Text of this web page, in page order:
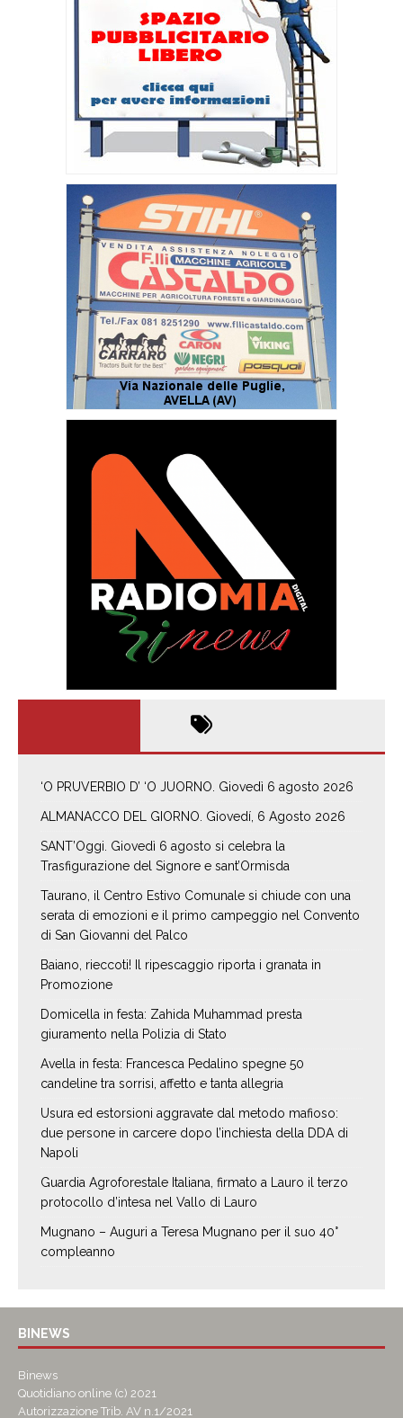
‘O PRUVERBIO D’ ‘O JUORNO. Giovedì 6 agosto 2026
ALMANACCO DEL GIORNO. Giovedí, 6 Agosto 2026
SANT’Oggi. Giovedì 6 agosto si celebra la
Trasfigurazione del Signore e sant’Ormisda
Taurano, il Centro Estivo Comunale si chiude con una
serata di emozioni e il primo campeggio nel Convento
di San Giovanni del Palco
Baiano, rieccoti! Il ripescaggio riporta i granata in
Promozione
Domicella in festa: Zahida Muhammad presta
giuramento nella Polizia di Stato
Avella in festa: Francesca Pedalino spegne 50
candeline tra sorrisi, affetto e tanta allegria
Usura ed estorsioni aggravate dal metodo mafioso:
due persone in carcere dopo l’inchiesta della DDA di
Napoli
Guardia Agroforestale Italiana, firmato a Lauro il terzo
protocollo d’intesa nel Vallo di Lauro
Mugnano – Auguri a Teresa Mugnano per il suo 40°
compleanno
BINEWS
Binews
Quotidiano online (c) 2021
Autorizzazione Trib. AV n.1/2021